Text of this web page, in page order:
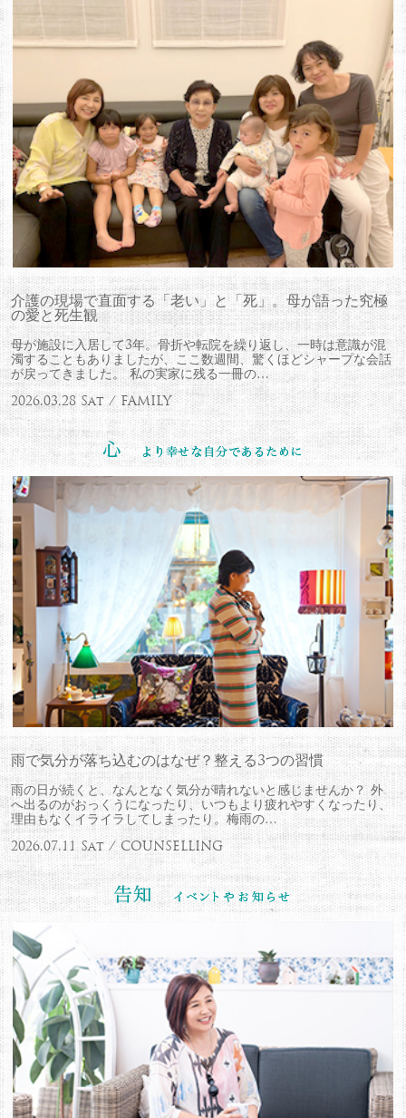
介護の現場で直面する「老い」と「死」。母が語った究極
の愛と死生観
母が施設に入居して3年。骨折や転院を繰り返し、一時は意識が混
濁することもありましたが、ここ数週間、驚くほどシャープな会話
が戻ってきました。 私の実家に残る一冊の…
2026.03.28 Sat / FAMILY
雨で気分が落ち込むのはなぜ？整える3つの習慣
雨の日が続くと、なんとなく気分が晴れないと感じませんか？ 外
へ出るのがおっくうになったり、いつもより疲れやすくなったり、
理由もなくイライラしてしまったり。梅雨の…
2026.07.11 Sat / COUNSELLING